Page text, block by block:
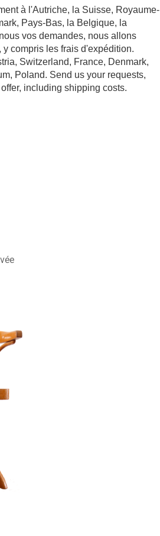
à l'Autriche, la Suisse, Royaume-
Pays-Bas, la Belgique, la
vos demandes, nous allons
y compris les frais d'expédition.
Switzerland, France, Denmark,
Poland. Send us your requests,
including shipping costs.